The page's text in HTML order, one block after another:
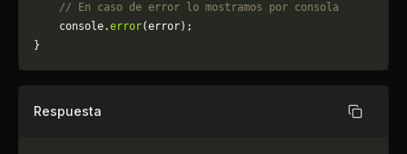
    // En caso de error lo mostramos por consola
	console.
error(error);
}
Respuesta Copiar